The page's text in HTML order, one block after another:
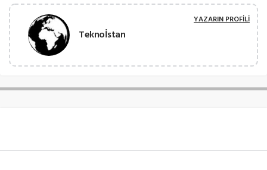
Teknoİstan
YAZARIN PROFILI